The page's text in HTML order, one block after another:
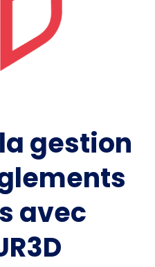
gestion
avec